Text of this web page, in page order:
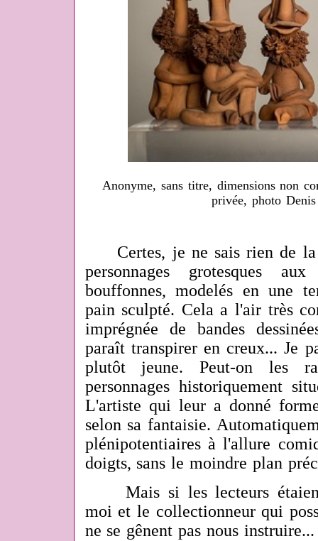
Anonyme, sans titre, dimensions non
privée, photo
Certes, je ne sais rien de la
personnages grotesques
bouffonnes, modelés en une
pain sculpté. Cela a l'air très
imprégnée de bandes
paraît transpirer en creux... Je
plutôt jeune. Peut-on les
personnages historiquement
L'artiste qui leur a donné
selon sa fantaisie.
plénipotentiaires à l'allure
doigts, sans le moindre plan
Mais si les lecteurs étaient
moi et le collectionneur qui
ne se gênent pas nous instruire...